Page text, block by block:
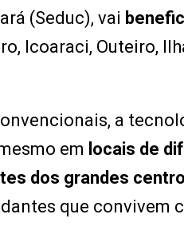
(Seduc), vai
Icoaraci, Outeiro,
a
em locais de
dos grandes
que convivem